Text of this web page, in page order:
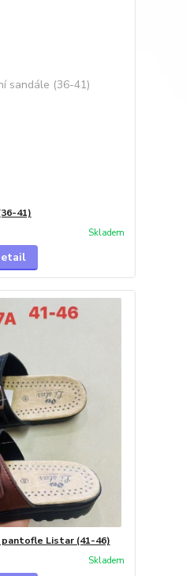
41)
Skladem
Listar (41-46)
Skladem